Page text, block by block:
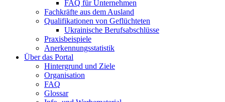
FAQ für Unternehmen
Fachkräfte aus dem Ausland
Qualifikationen von Geflüchteten
Ukrainische Berufsabschlüsse
Praxisbeispiele
Anerkennungsstatistik
Über das Portal
Hintergrund und Ziele
Organisation
FAQ
Glossar